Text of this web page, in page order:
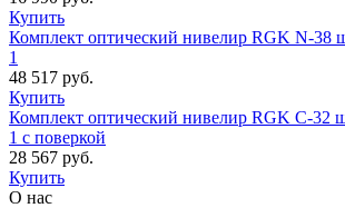
Купить
Комплект оптический нивелир RGK N-38
1
48 517 руб.
Купить
Комплект оптический нивелир RGK C-32
1 с поверкой
28 567 руб.
Купить
О нас